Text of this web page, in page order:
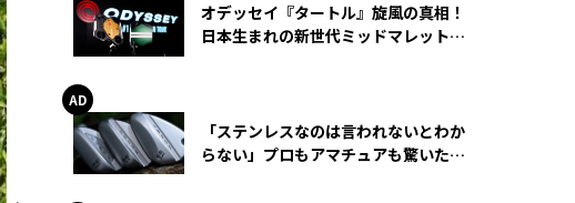
オデッセイ『タートル』旋風の真相！
日本生まれの新世代ミッドマレットが
「ステンレスなのは言われないとわか
らない」プロもアマチュアも驚いた